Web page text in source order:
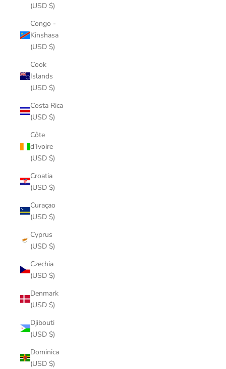
(USD $)
Congo -
Kinshasa
(USD $)
Cook
Islands
(USD $)
Costa Rica
(USD $)
Côte
d’Ivoire
(USD $)
Croatia
(USD $)
Curaçao
(USD $)
Cyprus
(USD $)
Czechia
(USD $)
Denmark
(USD $)
Djibouti
(USD $)
Dominica
(USD $)